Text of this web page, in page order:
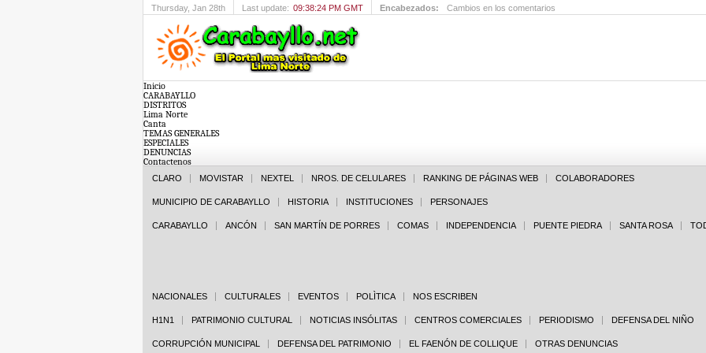
Thursday, Jan 28th Last update: 09:38:24 PM GMT Encabezados: Cambios en los comentarios
Inicio
CARABAYLLO
DISTRITOS
Lima Norte
Canta
TEMAS GENERALES
ESPECIALES
DENUNCIAS
Contactenos
CLARO MOVISTAR NEXTEL NROS. DE CELULARES RANKING DE PÁGINAS WEB COLABORADORES
MUNICIPIO DE CARABAYLLO HISTORIA INSTITUCIONES PERSONAJES
CARABAYLLO ANCÓN SAN MARTÍN DE PORRES COMAS INDEPENDENCIA PUENTE PIEDRA SANTA ROSA
NACIONALES CULTURALES EVENTOS POLÌTICA NOS ESCRIBEN
H1N1 PATRIMONIO CULTURAL NOTICIAS INSÓLITAS CENTROS COMERCIALES PERIODISMO DEFENSA DEL NIÑO
CORRUPCIÓN MUNICIPAL DEFENSA DEL PATRIMONIO EL FAENÓN DE COLLIQUE OTRAS DENUNCIAS